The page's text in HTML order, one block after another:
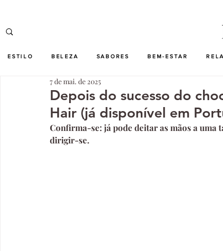
ESTILO BELEZA SABORES BEM-ESTAR
Depois do sucesso do
Hair (já disponível em
7 de mai. de 2025
Confirma-se: já pode deitar as mãos a uma
dirigir-se.